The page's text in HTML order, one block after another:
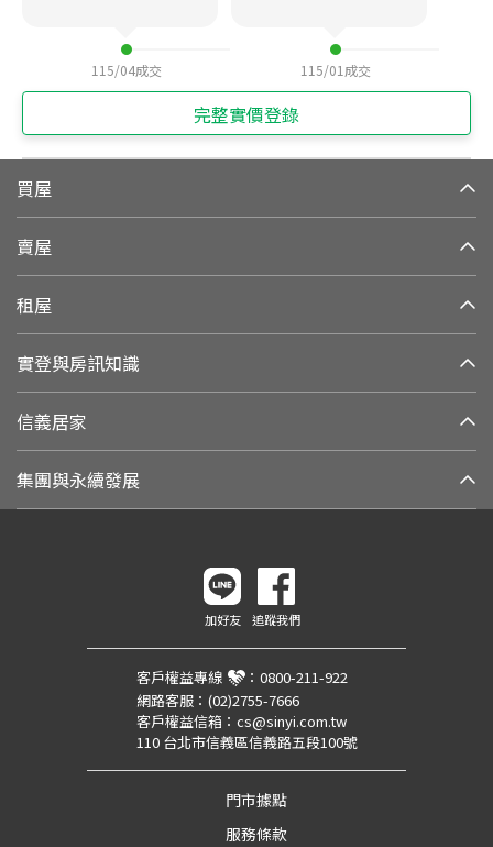
115/04成交 115/01 成交
完整實價登錄
買屋
賣屋
租屋
實登與房訊知識
信義居家
集團與永續發展
加好友 追蹤我們
客戶權益專線 ： 0800-211-922
網路客服： (02)2755-7666
客戶權益信箱： cs@sinyi.com.tw
110 台北市信義區信義路五段100號
門市據點
服務條款